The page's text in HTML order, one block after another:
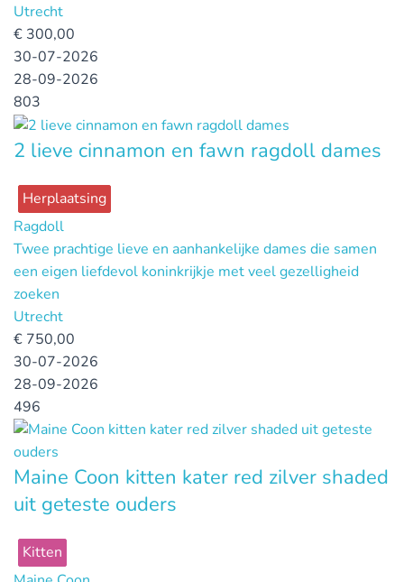
Utrecht
€ 300,00
30-07-2026
28-09-2026
803
2 lieve cinnamon en fawn ragdoll dames
Herplaatsing
Ragdoll
Twee prachtige lieve en aanhankelijke dames die samen
een eigen liefdevol koninkrijkje met veel gezelligheid
zoeken
Utrecht
€ 750,00
30-07-2026
28-09-2026
496
Maine Coon kitten kater red zilver shaded
uit geteste ouders
Kitten